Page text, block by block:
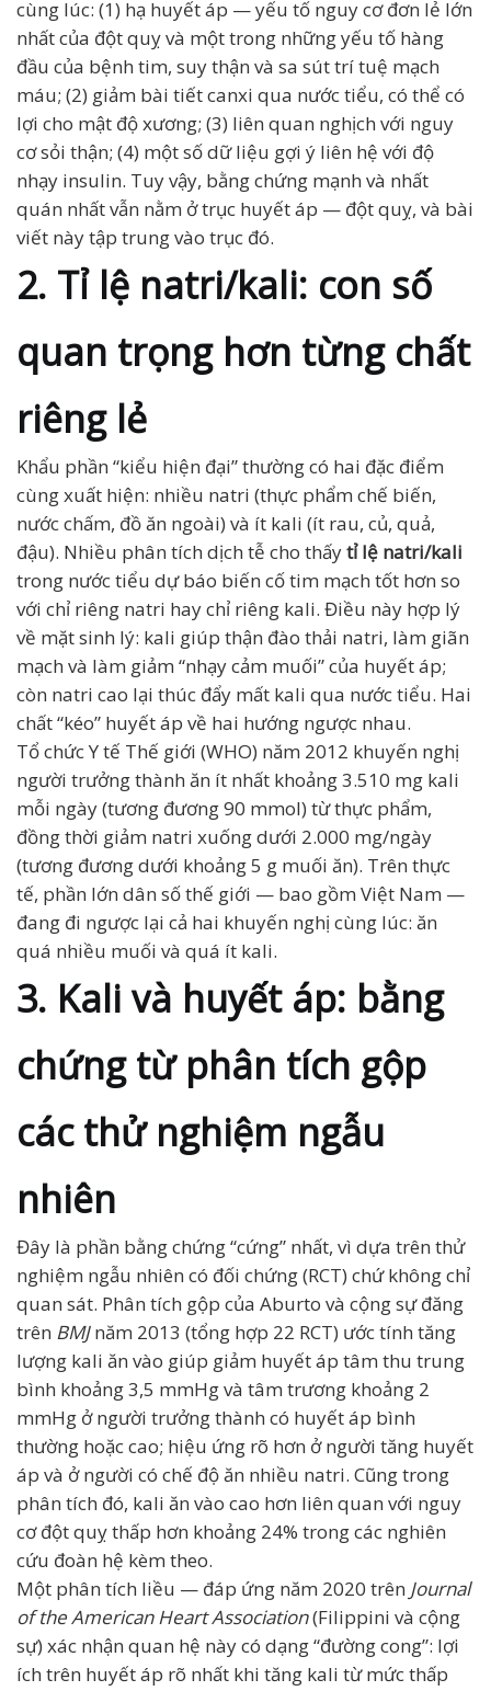
cùng lúc: (1) hạ huyết áp — yếu tố nguy cơ đơn lẻ lớn
nhất của đột quỵ và một trong những yếu tố hàng
đầu của bệnh tim, suy thận và sa sút trí tuệ mạch
máu; (2) giảm bài tiết canxi qua nước tiểu, có thể có
lợi cho mật độ xương; (3) liên quan nghịch với nguy
cơ sỏi thận; (4) một số dữ liệu gợi ý liên hệ với độ
nhạy insulin. Tuy vậy, bằng chứng mạnh và nhất
quán nhất vẫn nằm ở trục huyết áp — đột quỵ, và bài
viết này tập trung vào trục đó.
2. Tỉ lệ natri/kali: con số
quan trọng hơn từng chất
riêng lẻ
Khẩu phần “kiểu hiện đại” thường có hai đặc điểm
cùng xuất hiện: nhiều natri (thực phẩm chế biến,
nước chấm, đồ ăn ngoài) và ít kali (ít rau, củ, quả,
đậu). Nhiều phân tích dịch tễ cho thấytỉ lệ natri/kali
trong nước tiểu dự báo biến cố tim mạch tốt hơn so
với chỉ riêng natri hay chỉ riêng kali. Điều này hợp lý
về mặt sinh lý: kali giúp thận đào thải natri, làm giãn
mạch và làm giảm “nhạy cảm muối” của huyết áp;
còn natri cao lại thúc đẩy mất kali qua nước tiểu. Hai
chất “kéo” huyết áp về hai hướng ngược nhau.
Tổ chức Y tế Thế giới (WHO) năm 2012 khuyến nghị
người trưởng thành ăn ít nhất khoảng 3.510 mg kali
mỗi ngày (tương đương 90 mmol) từ thực phẩm,
đồng thời giảm natri xuống dưới 2.000 mg/ngày
(tương đương dưới khoảng 5 g muối ăn). Trên thực
tế, phần lớn dân số thế giới — bao gồm Việt Nam —
đang đi ngược lại cả hai khuyến nghị cùng lúc: ăn
quá nhiều muối và quá ít kali.
3. Kali và huyết áp: bằng
chứng từ phân tích gộp
các thử nghiệm ngẫu
nhiên
Đây là phần bằng chứng “cứng” nhất, vì dựa trên thử
nghiệm ngẫu nhiên có đối chứng (RCT) chứ không chỉ
quan sát. Phân tích gộp của Aburto và cộng sự đăng
trên BMJnăm 2013 (tổng hợp 22 RCT) ước tính tăng
lượng kali ăn vào giúp giảm huyết áp tâm thu trung
bình khoảng 3,5 mmHg và tâm trương khoảng 2
mmHg ở người trưởng thành có huyết áp bình
thường hoặc cao; hiệu ứng rõ hơn ở người tăng huyết
áp và ở người có chế độ ăn nhiều natri. Cũng trong
phân tích đó, kali ăn vào cao hơn liên quan với nguy
cơ đột quỵ thấp hơn khoảng 24% trong các nghiên
cứu đoàn hệ kèm theo.
Một phân tích liều — đáp ứng năm 2020 trên Journal
of the American Heart Association(Filippini và cộng
sự) xác nhận quan hệ này có dạng “đường cong”: lợi
ích trên huyết áp rõ nhất khi tăng kali từ mức thấp